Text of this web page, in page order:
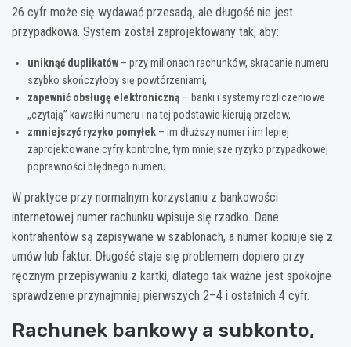
26 cyfr może się wydawać przesadą, ale długość nie jest
przypadkowa. System został zaprojektowany tak, aby:
uniknąć duplikatów – przy milionach rachunków, skracanie numeru
szybko skończyłoby się powtórzeniami,
zapewnić obsługę elektroniczną – banki i systemy rozliczeniowe
„czytają” kawałki numeru i na tej podstawie kierują przelew,
zmniejszyć ryzyko pomyłek – im dłuższy numer i im lepiej
zaprojektowane cyfry kontrolne, tym mniejsze ryzyko przypadkowej
poprawności błędnego numeru.
W praktyce przy normalnym korzystaniu z bankowości
internetowej numer rachunku wpisuje się rzadko. Dane
kontrahentów są zapisywane w szablonach, a numer kopiuje się z
umów lub faktur. Długość staje się problemem dopiero przy
ręcznym przepisywaniu z kartki, dlatego tak ważne jest spokojne
sprawdzenie przynajmniej pierwszych 2–4 i ostatnich 4 cyfr.
Rachunek bankowy a subkonto,